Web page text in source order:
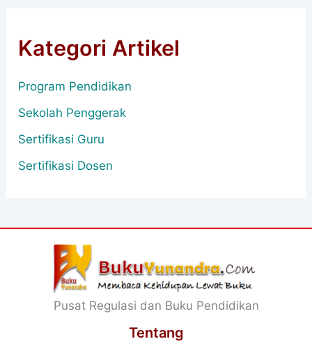
Kategori Artikel
Program Pendidikan
Sekolah Penggerak
Sertifikasi Guru
Sertifikasi Dosen
Pusat Regulasi dan Buku Pendidikan
Tentang